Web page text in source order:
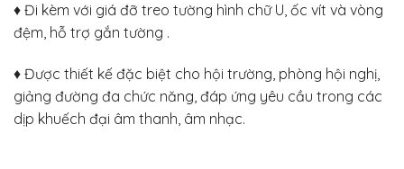
♦ Đi kèm với giá đỡ treo tường hình chữ U, ốc vít và vòng
đệm, hỗ trợ gắn tường .
♦ Được thiết kế đặc biệt cho hội trường, phòng hội nghị,
giảng đường đa chức năng, đáp ứng yêu cầu trong các
dịp khuếch đại âm thanh, âm nhạc.